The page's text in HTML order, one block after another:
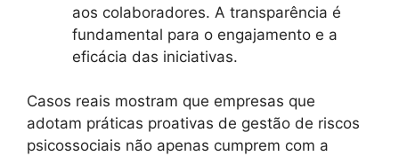
aos colaboradores. A transparência é
fundamental para o engajamento e a
eficácia das iniciativas.
Casos reais mostram que empresas que
adotam práticas proativas de gestão de riscos
psicossociais não apenas cumprem com a